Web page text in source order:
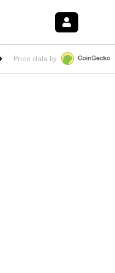
$1.02 1.70% HYPE $55.24 -
Price data by